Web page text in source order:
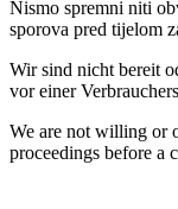
Nismo spremni niti
sporova pred tijelom
Wir sind nicht bereit
vor einer
We are not willing or
proceedings before a